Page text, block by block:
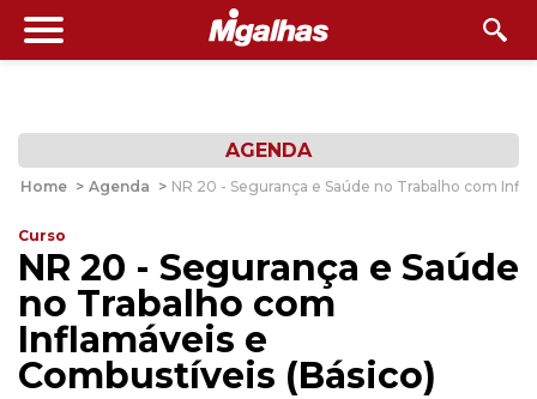
AGENDA
Home > Agenda > NR 20 - Segurança e Saúde no Trabalho com
Curso
NR 20 - Segurança e Saúde
no Trabalho com
Inflamáveis e
Combustíveis (Básico)